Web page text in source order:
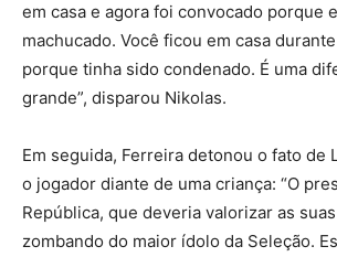
em casa e agora foi convocado porque
machucado. Você ficou em casa
porque tinha sido condenado. É uma
grande”, disparou Nikolas.
Em seguida, Ferreira detonou o fato de
o jogador diante de uma criança: “O
República, que deveria valorizar as
zombando do maior ídolo da Seleção.